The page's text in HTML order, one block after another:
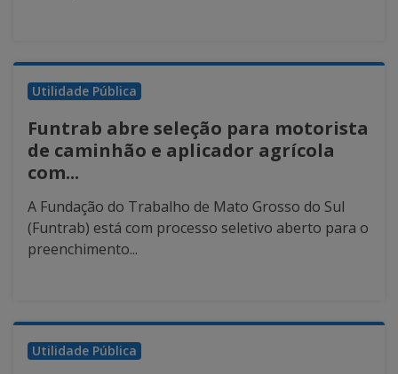
Utilidade Pública
Funtrab abre seleção para motorista
de caminhão e aplicador agrícola
com...
A Fundação do Trabalho de Mato Grosso do Sul
(Funtrab) está com processo seletivo aberto para o
preenchimento...
Utilidade Pública